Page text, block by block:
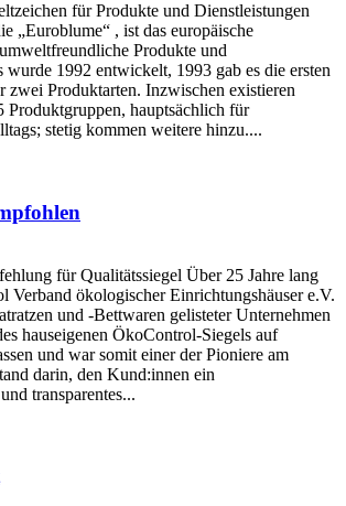
für Produkte und Dienstleistungen
„Euroblume“ , ist das europäische
Produkte und
wurde 1992 entwickelt, 1993 gab es die ersten
zwei Produktarten. Inzwischen existieren
Produktgruppen, hauptsächlich für
stetig kommen weitere hinzu....
für Qualitätssiegel Über 25 Jahre lang
Verband ökologischer Einrichtungshäuser e.V.
und -Bettwaren gelisteter Unternehmen
hauseigenen ÖkoControl-Siegels auf
und war somit einer der Pioniere am
darin, den Kund:innen ein
transparentes...